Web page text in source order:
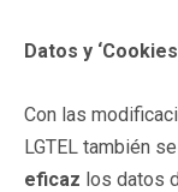
Datos y
Con las
LGTEL también
eficaz los datos